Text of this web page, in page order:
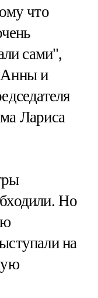
что
сами",
Анны и
Лариса
Но
на